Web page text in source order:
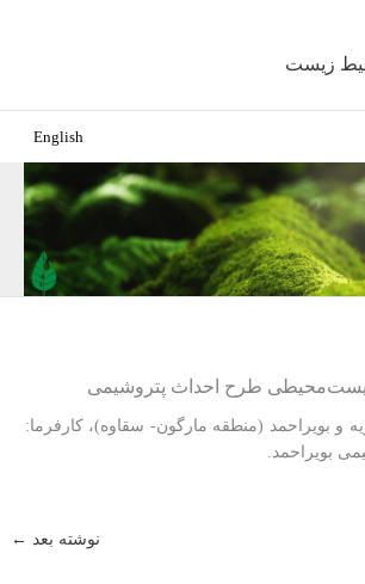
زیست
English
زیست‌محیطی طرح احداث پتروشیمی
و بویراحمد (منطقه مارگون- سقاوه)، کارفرما:
بویراحمد.
نوشته بعد ←
درباره ما
پروژه‌های
تماس با ما